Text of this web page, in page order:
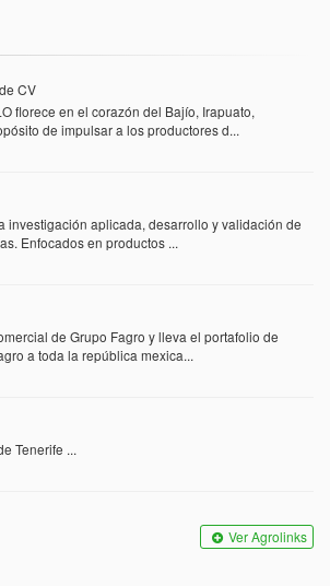
CV
florece en el corazón del Bajío, Irapuato,
de impulsar a los productores d...
investigación aplicada, desarrollo y validación de
Enfocados en productos ...
de Grupo Fagro y lleva el portafolio de
a toda la república mexica...
Tenerife ...
Ver Agrolinks